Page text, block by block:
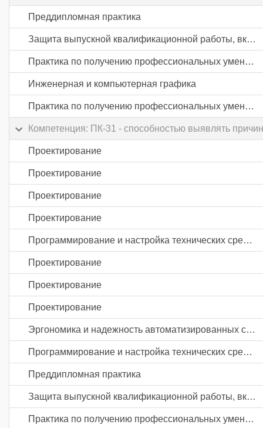
Преддипломная практика
Защита выпускной квалификационной работы, включая подготовку к процедуре защиты и процедуру защиты
Практика по получению профессиональных умений и опыта профессиональной деятельности
Инженерная и компьютерная графика
Практика по получению профессиональных умений и опыта профессиональной деятельности
Компетенция: ПК-31 - способностью выявлять
Проектирование
Проектирование
Проектирование
Проектирование
Программирование и настройка технических средств автоматизации и управления
Проектирование
Проектирование
Проектирование
Эргономика и надежность автоматизированных систем
Программирование и настройка технических средств автоматизации и управления
Преддипломная практика
Защита выпускной квалификационной работы, включая подготовку к процедуре защиты и процедуру защиты
Практика по получению профессиональных умений и опыта профессиональной деятельности